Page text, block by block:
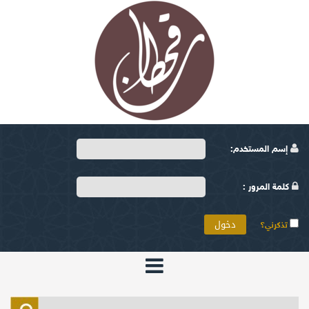
إسم المستخدم:
كلمة المرور :
تذكرني؟